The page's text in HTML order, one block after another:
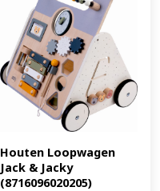
Houten Loopwagen
Jack & Jacky
(8716096020205)